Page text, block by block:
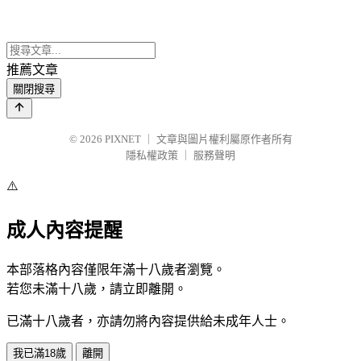
推薦文章
關閉搜尋
© 2026 PIXNET
文章與圖片權利屬原作者所有
隱私權政策
服務聲明
⚠️
成人內容提醒
本部落格內容僅限年滿十八歲者瀏覽。
若您未滿十八歲，請立即離開。
已滿十八歲者，亦請勿將內容提供給未成年人士。
我已滿18歲 離開